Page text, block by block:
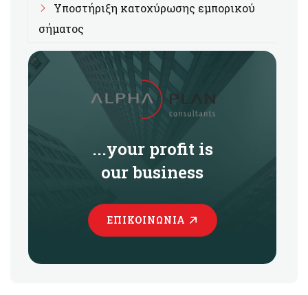
Υποστήριξη κατοχύρωσης εμπορικού
σήματος
...your profit is
our business
ΕΠΙΚΟΙΝΩΝΊΑ